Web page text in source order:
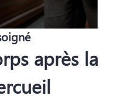
après la